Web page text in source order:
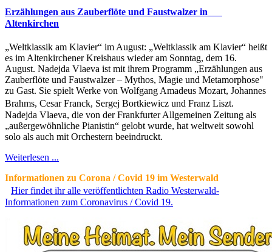
Erzählungen aus Zauberflöte und Faustwalzer in
Altenkirchen
„Weltklassik am Klavier“ im August: „Weltklassik am Klavier“ heißt
es im Altenkirchener Kreishaus wieder am Sonntag, dem 16.
August. Nadejda Vlaeva ist mit ihrem Programm „Erzählungen aus
Zauberflöte und Faustwalzer – Mythos, Magie und Metamorphose"
zu Gast. Sie spielt Werke von Wolfgang Amadeus Mozart, Johannes
Brahms, Cesar Franck, Sergej Bortkiewicz und Franz Liszt.
Nadejda Vlaeva, die von der Frankfurter Allgemeinen Zeitung als
„außergewöhnliche Pianistin“ gelobt wurde, hat weltweit sowohl
solo als auch mit Orchestern beeindruckt.
Weiterlesen ...
Informationen zu Corona / Covid 19 im Westerwald
Hier findet ihr alle veröffentlichten Radio Westerwald-
Informationen zum Coronavirus / Covid 19.